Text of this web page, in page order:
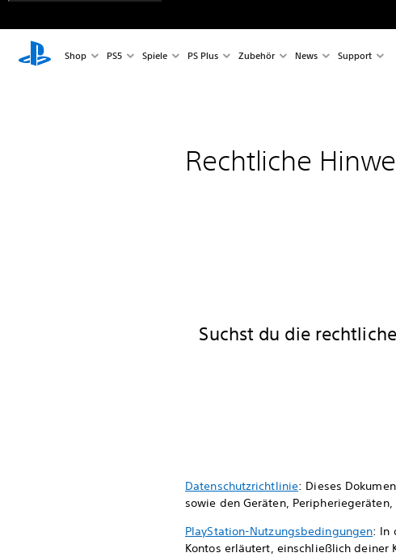
Shop PS5 Spiele PS Plus Zubehör News Support
Rechtliche
Suchst du die
Datenschutzrichtlinie: Dieses
sowie den Geräten,
PlayStation-Nutzungsbedingungen: In
Kontos erläutert, einschließlich deiner